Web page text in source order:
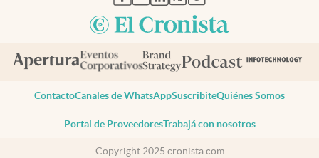
ContactoCanales de WhatsAppSuscribiteQuiénes Somos
Portal de ProveedoresTrabajá con nosotros
Copyright 2025 cronista.com